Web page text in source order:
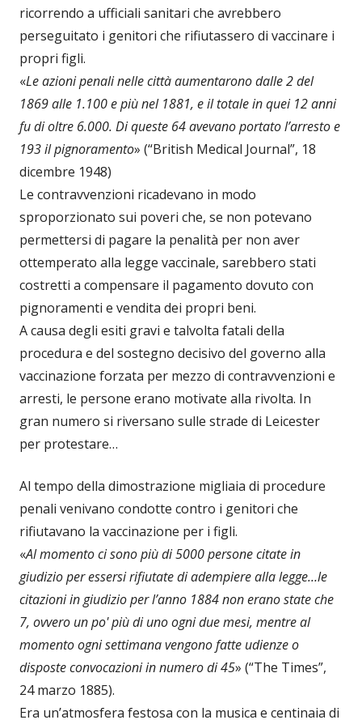
ricorrendo a ufficiali sanitari che avrebbero
perseguitato i genitori che rifiutassero di vaccinare i
propri figli.
«Le azioni penali nelle città aumentarono dalle 2 del
1869 alle 1.100 e più nel 1881, e il totale in quei 12 anni
fu di oltre 6.000. Di queste 64 avevano portato l’arresto e
193 il pignoramento» (“British Medical Journal”, 18
dicembre 1948)
Le contravvenzioni ricadevano in modo
sproporzionato sui poveri che, se non potevano
permettersi di pagare la penalità per non aver
ottemperato alla legge vaccinale, sarebbero stati
costretti a compensare il pagamento dovuto con
pignoramenti e vendita dei propri beni.
A causa degli esiti gravi e talvolta fatali della
procedura e del sostegno decisivo del governo alla
vaccinazione forzata per mezzo di contravvenzioni e
arresti, le persone erano motivate alla rivolta. In
gran numero si riversano sulle strade di Leicester
per protestare…
Al tempo della dimostrazione migliaia di procedure
penali venivano condotte contro i genitori che
rifiutavano la vaccinazione per i figli.
«Al momento ci sono più di 5000 persone citate in
giudizio per essersi rifiutate di adempiere alla legge…le
citazioni in giudizio per l’anno 1884 non erano state che
7, ovvero un po' più di uno ogni due mesi, mentre al
momento ogni settimana vengono fatte udienze o
disposte convocazioni in numero di 45» (“The Times”,
24 marzo 1885).
Era un’atmosfera festosa con la musica e centinaia di